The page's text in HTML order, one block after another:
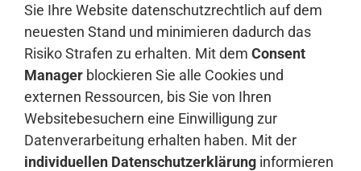
Sie Ihre Website datenschutzrechtlich auf dem
neuesten Stand und minimieren dadurch das
Risiko Strafen zu erhalten. Mit dem Consent
Manager blockieren Sie alle Cookies und
externen Ressourcen, bis Sie von Ihren
Websitebesuchern eine Einwilligung zur
Datenverarbeitung erhalten haben. Mit der
individuellen Datenschutzerklärung informieren